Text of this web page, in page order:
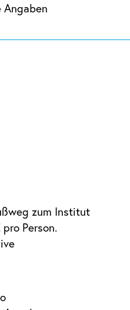
Angaben
zum Institut
Person.